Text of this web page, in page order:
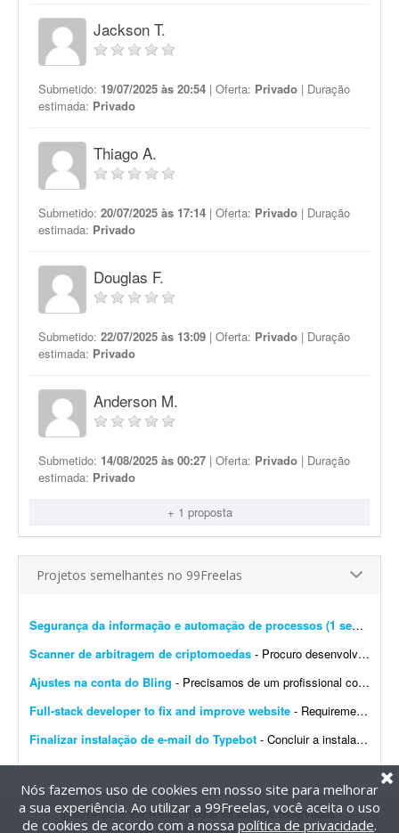
Jackson T.
Submetido: 19/07/2025 às 20:54 | Oferta: Privado | Duração
estimada: Privado
Thiago A.
Submetido: 20/07/2025 às 17:14 | Oferta: Privado | Duração
estimada: Privado
Douglas F.
Submetido: 22/07/2025 às 13:09 | Oferta: Privado | Duração
estimada: Privado
Anderson M.
Submetido: 14/08/2025 às 00:27 | Oferta: Privado | Duração
estimada: Privado
+ 1 proposta
Projetos semelhantes no 99Freelas
Segurança da informação e automação de processos (1 semana)
Scanner de arbitragem de criptomoedas - Procuro desenvolvedor full stack para criar uma plataforma profissional e scanner de arbitragem de criptomoedas, semelhante às principais soluções internacionais do mercado, po...
Ajustes na conta do Bling - Precisamos de um profissional com experiência em e-commerce e em configurações no Bling. Atualmente temos a conta de um cliente integrada com loja própria, Mercado Livre,...
Full-stack developer to fix and improve website - Requirements: - Basic to intermediate full-stack development skills - Experience with front-end and back-end web development - Ability to troubleshoot bugs and make small improvements - Good commu...
Finalizar instalação de e-mail do Typebot - Concluir a instalação de e-mail do Typebot. Configurar SMTP, validar o envio de mensagens e integrar a funcionalidade com a instância atual. Entregar documentação ...
@2014-2026 99Freelas. Todos os direitos reservados.
Nós fazemos uso de cookies em nosso site para melhorar
a sua experiência. Ao utilizar a 99Freelas, você aceita o uso
de cookies de acordo com a nossa política de privacidade.